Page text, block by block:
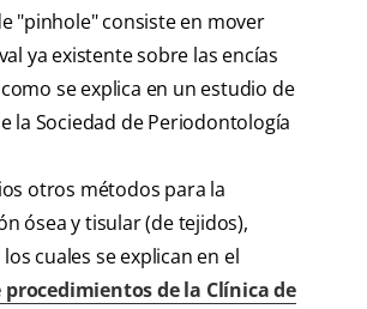
"pinhole" consiste en mover
ya existente sobre las encías
se explica en un estudio de
la Sociedad de Periodontología
otros métodos para la
ósea y tisular (de tejidos),
cuales se explican en el
de la Clínica de